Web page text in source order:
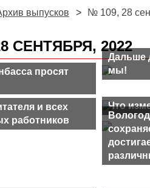
выпусков № 109, 28
СЕНТЯБРЯ, 2022
просят
Дальше
мы!
и всех
работников
Что